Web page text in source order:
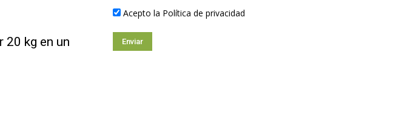
20 kg en un
Acepto la Política de privacidad